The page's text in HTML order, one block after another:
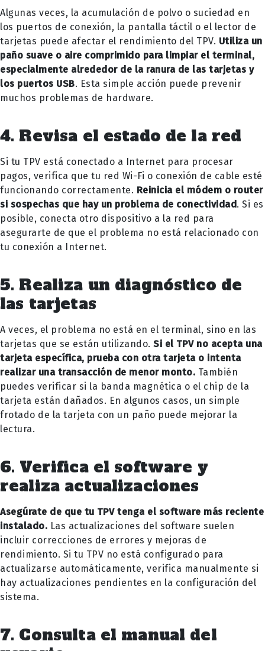
Algunas veces, la acumulación de polvo o suciedad en
los puertos de conexión, la pantalla táctil o el lector de
tarjetas puede afectar el rendimiento del TPV. Utiliza un
paño suave o aire comprimido para limpiar el terminal,
especialmente alrededor de la ranura de las tarjetas y
los puertos USB. Esta simple acción puede prevenir
muchos problemas de hardware.
4. Revisa el estado de la red
Si tu TPV está conectado a Internet para procesar
pagos, verifica que tu red Wi-Fi o conexión de cable esté
funcionando correctamente. Reinicia el módem o router
si sospechas que hay un problema de conectividad . Si es
posible, conecta otro dispositivo a la red para
asegurarte de que el problema no está relacionado con
tu conexión a Internet.
5. Realiza un diagnóstico de
las tarjetas
A veces, el problema no está en el terminal, sino en las
tarjetas que se están utilizando. Si el TPV no acepta una
tarjeta específica, prueba con otra tarjeta o intenta
realizar una transacción de menor monto. También
puedes verificar si la banda magnética o el chip de la
tarjeta están dañados. En algunos casos, un simple
frotado de la tarjeta con un paño puede mejorar la
lectura.
6. Verifica el software y
realiza actualizaciones
Asegúrate de que tu TPV tenga el software más reciente
instalado. Las actualizaciones del software suelen
incluir correcciones de errores y mejoras de
rendimiento. Si tu TPV no está configurado para
actualizarse automáticamente, verifica manualmente si
hay actualizaciones pendientes en la configuración del
sistema.
7. Consulta el manual del